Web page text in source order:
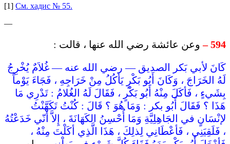
[1] См. хадис № 55.
—
594 – وعن عائشة رضي الله عنها ، قالت :
كَانَ لأبي بَكر الصديق — رضي الله عنه — غُلاَمٌ يُخْرِجُ
لَهُ الخَرَاجَ ، وَكَانَ أَبُو بَكْرٍ يَأكُلُ مِنْ خَرَاجِهِ ، فَجَاءَ يَوْماً
بِشَيءٍ ، فَأكَلَ مِنْهُ أَبُو بَكْرٍ ، فَقَالَ لَهُ الغُلامُ : تَدْرِي مَا
هَذَا ؟ فَقَالَ أَبُو بكر : وَمَا هُوَ ؟ قَالَ : كُنْتُ تَكَهَّنْتُ
لإنْسَانٍ في الجَاهِلِيَّةِ وَمَا أُحْسِنُ الكَهَانَةَ ، إِلاَّ أنّي خَدَعْتُهُ
، فَلَقِيَنِي ، فَأعْطَانِي لِذلِكَ ، هَذَا الَّذِي أكَلْتَ مِنْهُ ،